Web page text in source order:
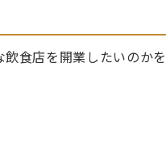
食店を開業したいのかを